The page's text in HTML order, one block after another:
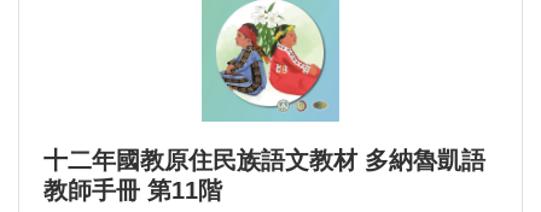
十二年國教原住民族語文教材 多納魯凱語
教師手冊 第11階